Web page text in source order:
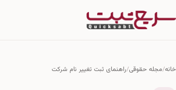
خانه مجله حقوقی راهنمای ثبت تغییر نام شرکت